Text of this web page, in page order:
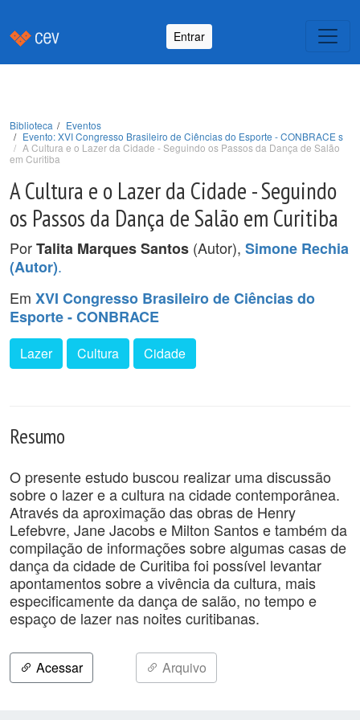
Entrar
Biblioteca
Eventos
Evento: XVI Congresso Brasileiro de Ciências do Esporte - CONBRACE s
A Cultura e o Lazer da Cidade - Seguindo os Passos da Dança de Salão
em Curitiba
A Cultura e o Lazer da Cidade - Seguindo
os Passos da Dança de Salão em Curitiba
PorTalita Marques Santos (Autor), Simone Rechia
(Autor).
Em XVI Congresso Brasileiro de Ciências do
Esporte - CONBRACE
Lazer Cultura Cidade
Resumo
O presente estudo buscou realizar uma discussão
sobre o lazer e a cultura na cidade contemporânea.
Através da aproximação das obras de Henry
Lefebvre, Jane Jacobs e Milton Santos e também da
compilação de informações sobre algumas casas de
dança da cidade de Curitiba foi possível levantar
apontamentos sobre a vivência da cultura, mais
especificamente da dança de salão, no tempo e
espaço de lazer nas noites curitibanas.
Acessar Arquivo